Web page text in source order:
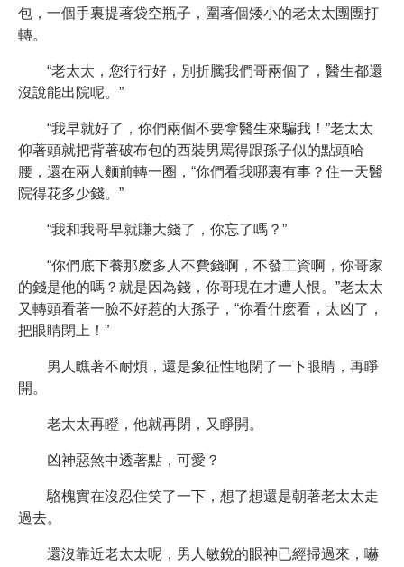
包，一個手裏提著袋空瓶子，圍著個矮小的老太太團團打
轉。
“老太太，您行行好，別折騰我們哥兩個了，醫生都還
沒說能出院呢。”
“我早就好了，你們兩個不要拿醫生來騙我！”老太太
仰著頭就把背著破布包的西裝男罵得跟孫子似的點頭哈
腰，還在兩人麵前轉一圈，“你們看我哪裏有事？住一天醫
院得花多少錢。”
“我和我哥早就賺大錢了，你忘了嗎？”
“你們底下養那麽多人不費錢啊，不發工資啊，你哥家
的錢是他的嗎？就是因為錢，你哥現在才遭人恨。”老太太
又轉頭看著一臉不好惹的大孫子，“你看什麽看，太凶了，
把眼睛閉上！”
男人瞧著不耐煩，還是象征性地閉了一下眼睛，再睜
開。
老太太再瞪，他就再閉，又睜開。
凶神惡煞中透著點，可愛？
駱槐實在沒忍住笑了一下，想了想還是朝著老太太走
過去。
還沒靠近老太太呢，男人敏銳的眼神已經掃過來，嚇